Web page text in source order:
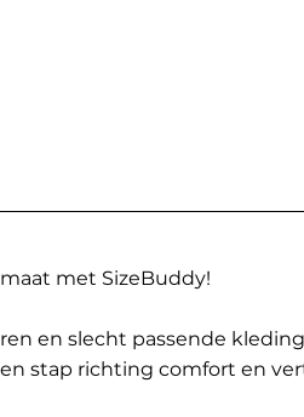
met SizeBuddy!
en slecht passende
stap richting comfort en